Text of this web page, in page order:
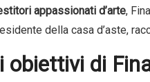
appassionati d’arte,
della casa d’aste,
obiettivi di